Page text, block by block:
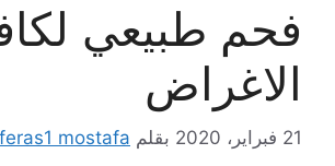
فحم طبيعي
الاغراض
21 فبراير، 2020 بقلم feras1 mostafa